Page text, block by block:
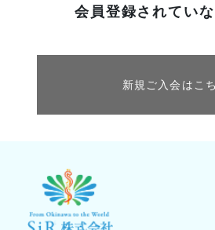
会員登録されてい
新規ご入会はこ